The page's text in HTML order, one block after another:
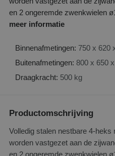
en 2 ongeremde zwenkwielen
meer informatie
Binnenafmetingen: 750 x 620
Buitenafmetingen: 800 x 650
Draagkracht: 500 kg
Productomschrijving
Volledig stalen nestbare 4-heks
worden vastgezet aan de
en 2 ongeremde zwenkwielen